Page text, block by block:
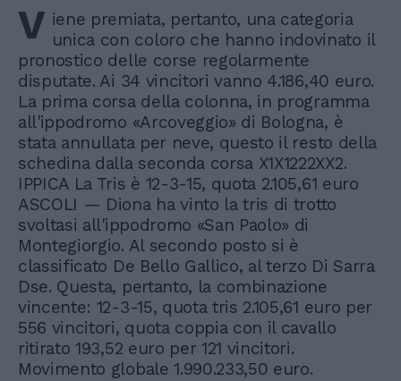
V iene premiata, pertanto, una categoria
unica con coloro che hanno indovinato il
pronostico delle corse regolarmente
disputate. Ai 34 vincitori vanno 4.186,40 euro.
La prima corsa della colonna, in programma
all'ippodromo «Arcoveggio» di Bologna, è
stata annullata per neve, questo il resto della
schedina dalla seconda corsa X1X1222XX2.
IPPICA La Tris è 12-3-15, quota 2.105,61 euro
ASCOLI — Diona ha vinto la tris di trotto
svoltasi all'ippodromo «San Paolo» di
Montegiorgio. Al secondo posto si è
classificato De Bello Gallico, al terzo Di Sarra
Dse. Questa, pertanto, la combinazione
vincente: 12-3-15, quota tris 2.105,61 euro per
556 vincitori, quota coppia con il cavallo
ritirato 193,52 euro per 121 vincitori.
Movimento globale 1.990.233,50 euro.